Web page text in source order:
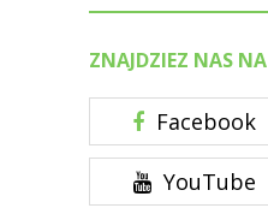
ZNAJDZIEZ NAS NA
Facebook
YouTube